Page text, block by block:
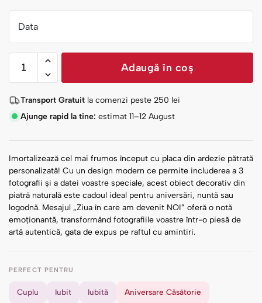
Data
Adaugă în coș
Transport Gratuit la comenzi peste 250 lei
Ajunge rapid la tine: estimat 11–12 August
Imortalizează cel mai frumos început cu placa din ardezie pătrată
personalizată! Cu un design modern ce permite includerea a 3
fotografii și a datei voastre speciale, acest obiect decorativ din
piatră naturală este cadoul ideal pentru aniversări, nuntă sau
logodnă. Mesajul „Ziua în care am devenit NOI” oferă o notă
emoționantă, transformând fotografiile voastre într-o piesă de
artă autentică, gata de expus pe raftul cu amintiri.
PERFECT PENTRU
Cuplu Iubit Iubită Aniversare Căsătorie